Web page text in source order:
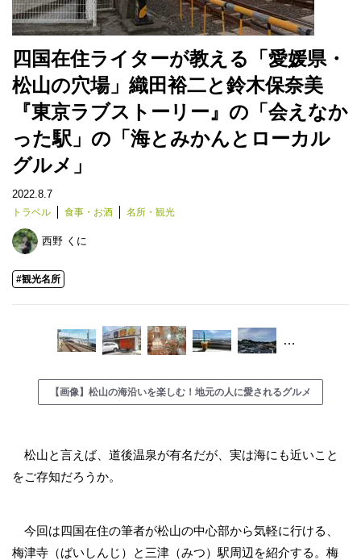
四国在住ライターが教える「愛媛県・
松山の穴場」織田裕二と鈴木保奈美
『東京ラブストーリー』の「会えなか
った駅」の「海とみかんとローカル
グルメ」
2022.8.7
トラベル 食事・お酒 名所・観光
西野 くに
#観光名所
…
【画像】松山の海沿いを楽しむ！地元の人に愛されるグルメ
松山と言えば、道後温泉が有名だが、実は海にも近いこと
をご存知だろうか。
今回は四国在住の筆者が松山の中心部から気軽に行ける、
梅津寺（ばいしんじ）と三津（みつ）駅周辺を紹介する。梅